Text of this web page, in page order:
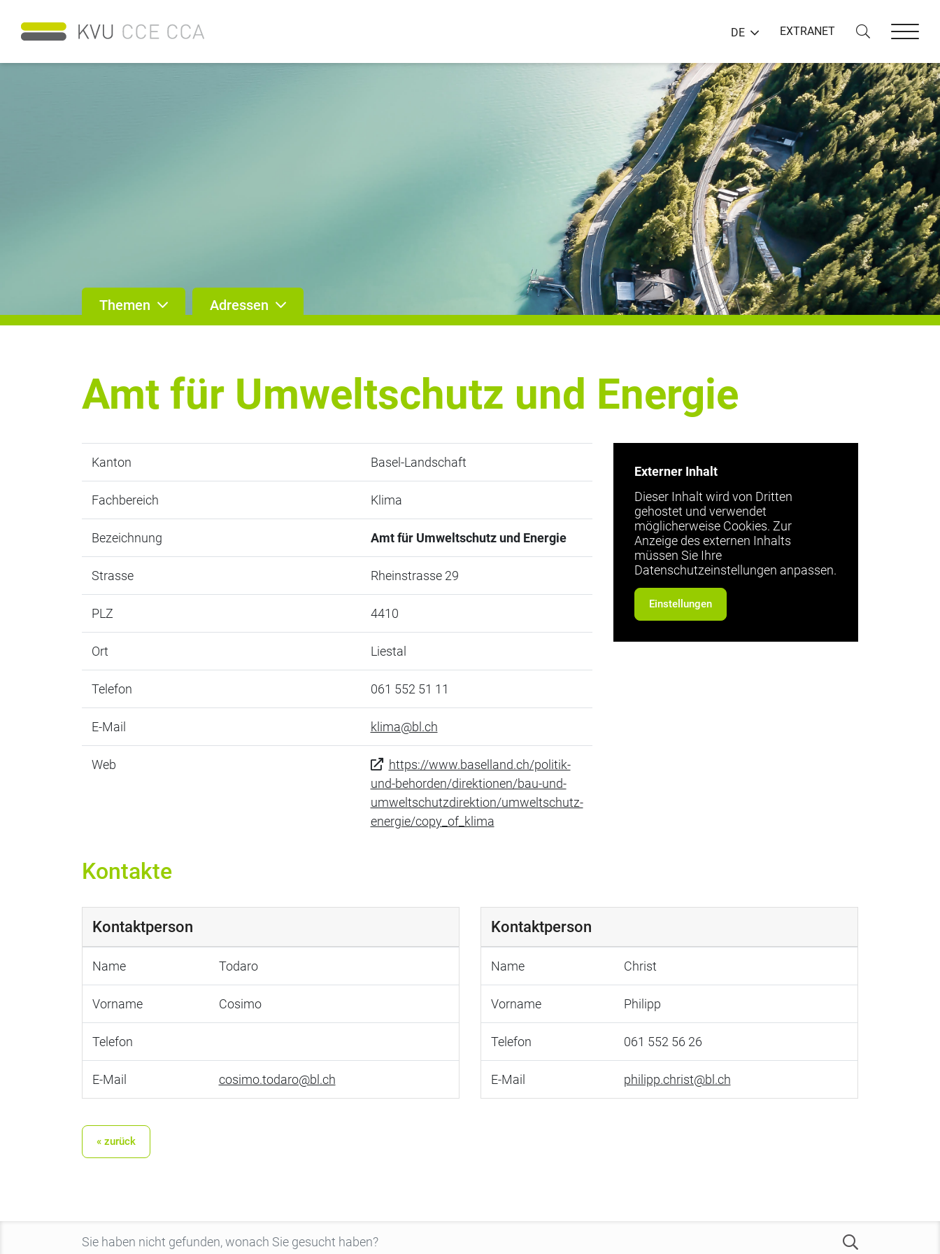
DE EXTRANET
Themen Adressen
Amt für Umweltschutz und Energie
Kanton Basel-Landschaft
Fachbereich Klima
Bezeichnung Amt für Umweltschutz und Energie
Strasse Rheinstrasse 29
PLZ 4410
Ort Liestal
Telefon 061 552 51 11
E-Mail klima@bl.ch
Web
https://www.baselland.ch/politik-
und-behorden/direktionen/bau-und-
umweltschutzdirektion/umweltschutz-
energie/copy_of_klima
Externer Inhalt
Dieser Inhalt wird von Dritten
gehostet und verwendet
möglicherweise Cookies. Zur
Anzeige des externen Inhalts
müssen Sie Ihre
Datenschutzeinstellungen anpassen.
Einstellungen
Kontakte
Kontaktperson
Name Todaro
Vorname Cosimo
Telefon
E-Mail cosimo.todaro@bl.ch
Kontaktperson
Name Christ
Vorname Philipp
Telefon 061 552 56 26
E-Mail philipp.christ@bl.ch
« zurück